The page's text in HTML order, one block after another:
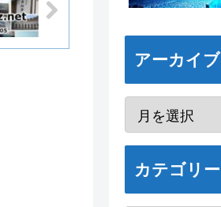
アーカイブ
カテゴリー